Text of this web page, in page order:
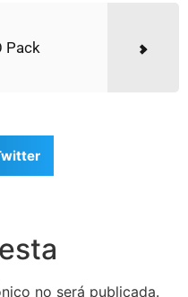
Pack
no será publicada.